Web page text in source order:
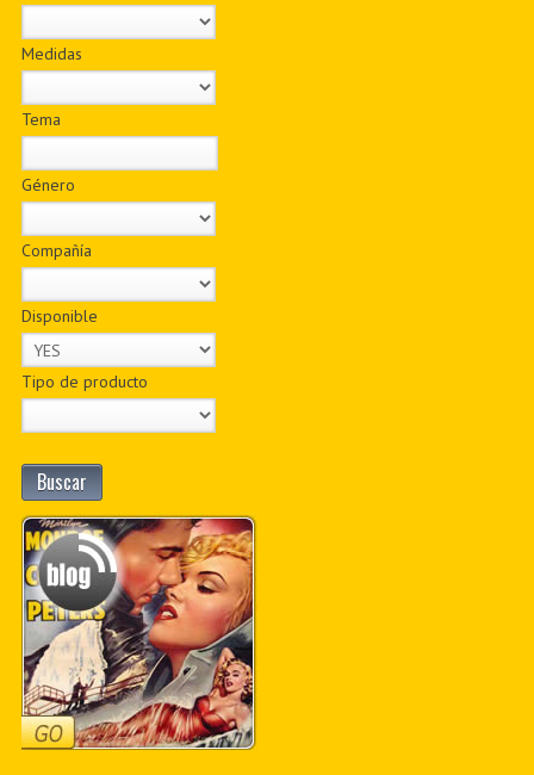
Medidas
Tema
Género
Compañía
Disponible
Tipo de producto
Buscar